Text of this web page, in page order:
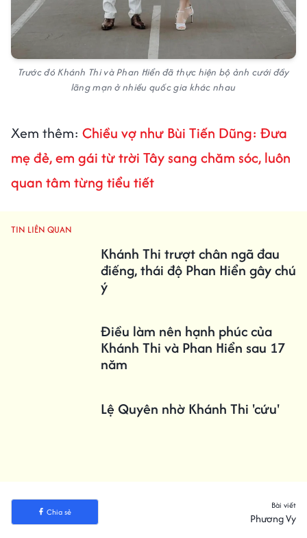
Trước đó Khánh Thi và Phan Hiển đã thực hiện bộ ảnh cưới đầy
lãng mạn ở nhiều quốc gia khác nhau
Xem thêm: Chiều vợ như Bùi Tiến Dũng: Đưa
mẹ đẻ, em gái từ trời Tây sang chăm sóc, luôn
quan tâm từng tiểu tiết
TIN LIÊN QUAN
Khánh Thi trượt chân ngã đau
điếng, thái độ Phan Hiển gây chú
ý
Điều làm nên hạnh phúc của
Khánh Thi và Phan Hiển sau 17
năm
Lệ Quyên nhờ Khánh Thi 'cứu'
Chia sẻ
Bài viết
Phương Vy